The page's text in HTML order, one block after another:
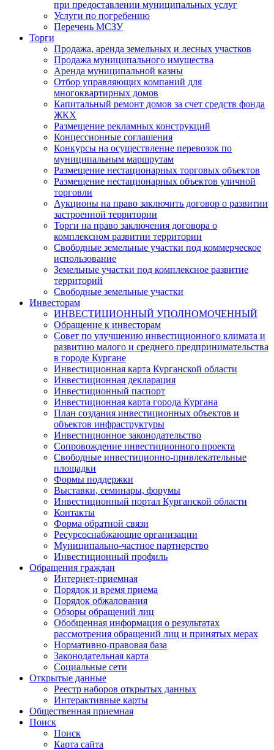
при предоставлении муниципальных услуг
Услуги по погребению
Перечень МСЗУ
Торги
Продажа, аренда земельных и лесных участков
Продажа муниципального имущества
Аренда муниципальной казны
Отбор управляющих компаний для
многоквартирных домов
Капитальный ремонт домов за счет средств фонда
ЖКХ
Размещение рекламных конструкций
Концессионные соглашения
Конкурсы на осуществление перевозок по
муниципальным маршрутам
Размещение нестационарных торговых объектов
Размещение нестационарных объектов уличной
торговли
Аукционы на право заключить договор о развитии
застроенной территории
Торги на право заключения договора о
комплексном развитии территории
Свободные земельные участки под коммерческое
использование
Земельные участки под комплексное развитие
территорий
Свободные земельные участки
Инвесторам
ИНВЕСТИЦИОННЫЙ УПОЛНОМОЧЕННЫЙ
Обращение к инвесторам
Совет по улучшению инвестиционного климата и
развитию малого и среднего предпринимательства
в городе Кургане
Инвестиционная карта Курганской области
Инвестиционная декларация
Инвестиционный паспорт
Инвестиционная карта города Кургана
План создания инвестиционных объектов и
объектов инфраструктуры
Инвестиционное законодательство
Сопровождение инвестиционного проекта
Свободные инвестиционно-привлекательные
площадки
Формы поддержки
Выставки, семинары, форумы
Инвестиционный портал Курганской области
Контакты
Форма обратной связи
Ресурсоснабжающие организации
Муниципально-частное партнерство
Инвестиционный профиль
Обращения граждан
Интернет-приемная
Порядок и время приема
Порядок обжалования
Обзоры обращений лиц
Обобщенная информация о результатах
рассмотрения обращений лиц и принятых мерах
Нормативно-правовая база
Законодательная карта
Социальные сети
Открытые данные
Реестр наборов открытых данных
Интерактивные карты
Общественная приемная
Поиск
Поиск
Карта сайта